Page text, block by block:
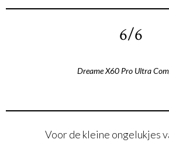
6/6
Dreame X60 Pro Ultra
Voor de kleine ongelukjes